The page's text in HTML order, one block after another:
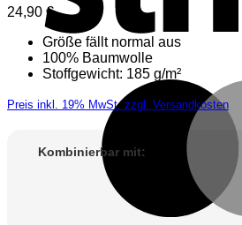
24,90 €
Größe fällt normal aus
100% Baumwolle
Stoffgewicht: 185 g/m²
Preis inkl. 19% MwSt. zzgl. Versandkosten
Kombinierbar mit: